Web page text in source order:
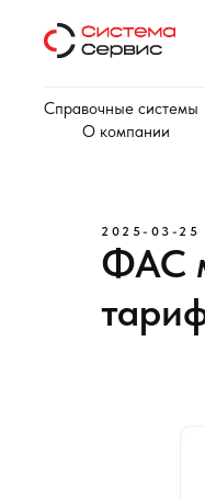
Справочные системы
О компании
2025-03-25
ФАС